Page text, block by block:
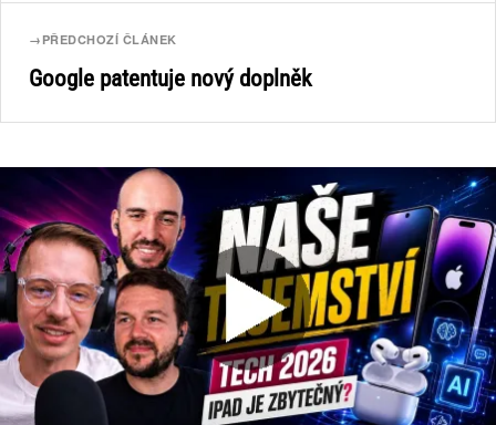
→ PŘEDCHOZÍ ČLÁNEK
Google patentuje nový doplněk